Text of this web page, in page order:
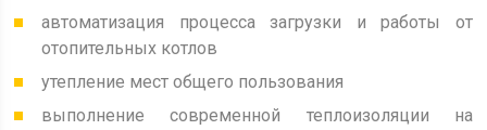
автоматизация процесса загрузки и работы от
отопительных котлов
утепление мест общего пользования
выполнение современной теплоизоляции на